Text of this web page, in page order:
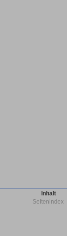
Inhalt
Seitenindex